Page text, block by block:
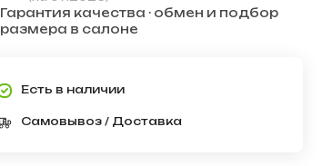
Гарантия качества · обмен и подбор
размера в салоне
Есть в наличии
Самовывоз / Доставка